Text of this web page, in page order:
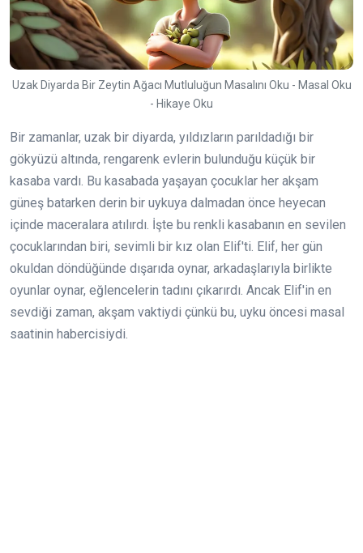
Uzak Diyarda Bir Zeytin Ağacı Mutluluğun Masalını Oku - Masal Oku
- Hikaye Oku
Bir zamanlar, uzak bir diyarda, yıldızların parıldadığı bir
gökyüzü altında, rengarenk evlerin bulunduğu küçük bir
kasaba vardı. Bu kasabada yaşayan çocuklar her akşam
güneş batarken derin bir uykuya dalmadan önce heyecan
içinde maceralara atılırdı. İşte bu renkli kasabanın en sevilen
çocuklarından biri, sevimli bir kız olan Elif'ti. Elif, her gün
okuldan döndüğünde dışarıda oynar, arkadaşlarıyla birlikte
oyunlar oynar, eğlencelerin tadını çıkarırdı. Ancak Elif'in en
sevdiği zaman, akşam vaktiydi çünkü bu, uyku öncesi masal
saatinin habercisiydi.